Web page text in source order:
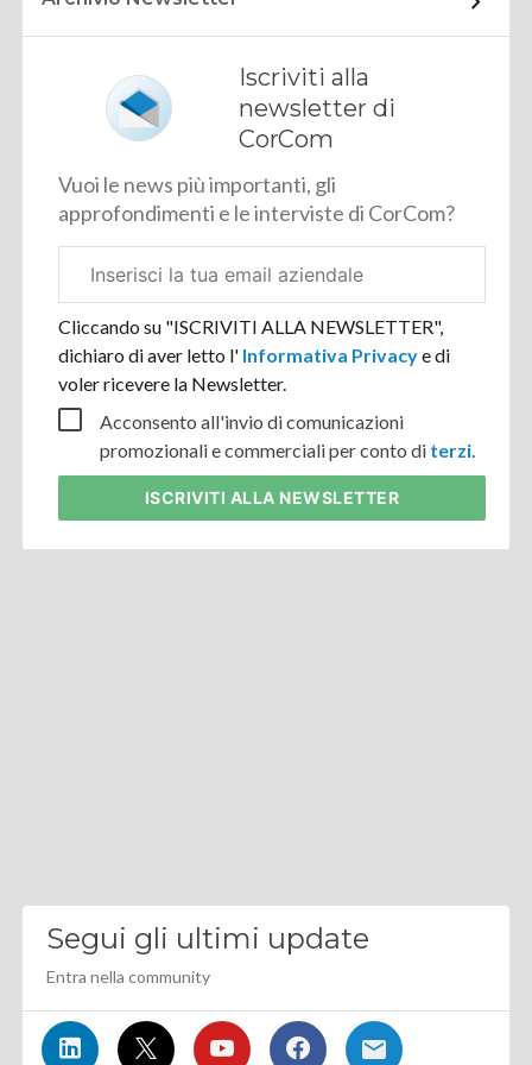
Iscriviti alla
newsletter di
CorCom
Vuoi le news più importanti, gli
approfondimenti e le interviste di CorCom?
aziendale
Cliccando su "ISCRIVITI ALLA NEWSLETTER",
dichiaro di aver letto l' Informativa Privacye di
voler ricevere la Newsletter.
Acconsento all'invio di comunicazioni
promozionali e commerciali per conto di terzi.
ISCRIVITI ALLA NEWSLETTER
Segui gli ultimi update
Entra nella community